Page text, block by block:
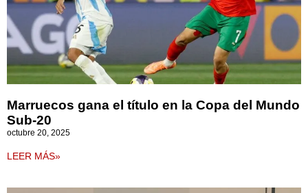
Marruecos gana el título en la Copa del Mundo
Sub-20
octubre 20, 2025
LEER MÁS»